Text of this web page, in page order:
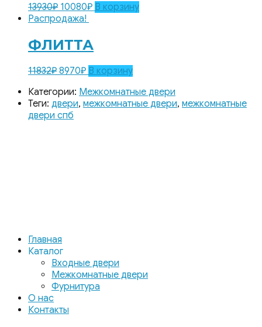
13930₽ 10080₽ В корзину
Распродажа!
ФЛИТТА
11832₽ 8970₽ В корзину
Категории: Межкомнатные двери
Теги: двери, межкомнатные двери, межкомнатные
двери спб
Главная
Каталог
Входные двери
Межкомнатные двери
Фурнитура
О нас
Контакты